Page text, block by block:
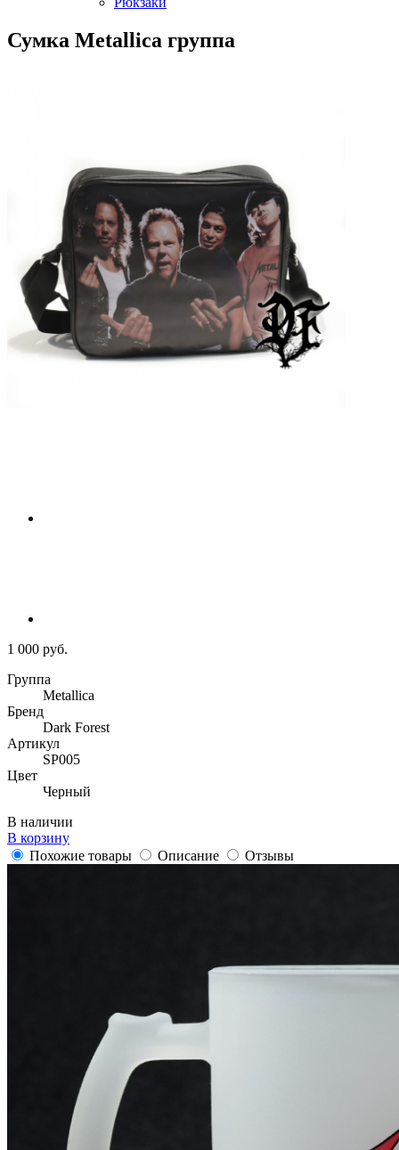
Сумка Metallica группа
1 000 руб.
Группа
Metallica
Бренд
Dark Forest
Артикул
SP005
Цвет
Черный
В наличии
В корзину
Похожие товары
Описание Отзывы